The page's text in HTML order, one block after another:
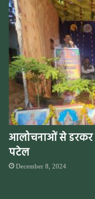
आलोचनाओं से डरकर
पटेल
December 8, 2024